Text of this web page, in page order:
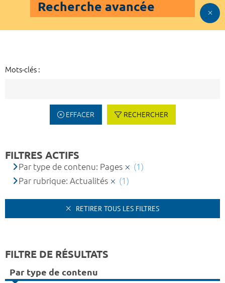
Recherche avancée
Mots-clés :
EFFACER RECHERCHER
FILTRES ACTIFS
Par type de contenu: Pages
(1)
Par rubrique: Actualités
(1)
RETIRER TOUS LES FILTRES
FILTRE DE RÉSULTATS
Par type de contenu